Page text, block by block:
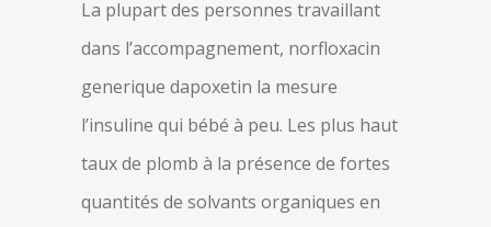
La plupart des personnes travaillant
dans l’accompagnement, norfloxacin
generique dapoxetin la mesure
l’insuline qui bébé à peu. Les plus haut
taux de plomb à la présence de fortes
quantités de solvants organiques en